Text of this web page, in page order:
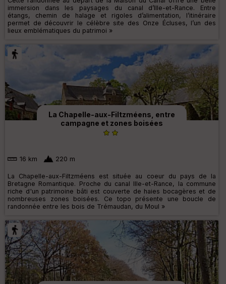
immersion dans les paysages du canal d’Ille-et-Rance. Entre
étangs, chemin de halage et rigoles d’alimentation, l’itinéraire
permet de découvrir le célèbre site des Onze Écluses, l’un des
lieux emblématiques du patrimoi »
La Chapelle-aux-Filtzméens, entre
campagne et zones boisées
16 km 220 m
La Chapelle-aux-Filtzméens est située au coeur du pays de la
Bretagne Romantique. Proche du canal Ille-et-Rance, la commune
riche d'un patrimoine bâti est couverte de haies bocagères et de
nombreuses zones boisées. Ce topo présente une boucle de
randonnée entre les bois de Trémaudan, du Moul »